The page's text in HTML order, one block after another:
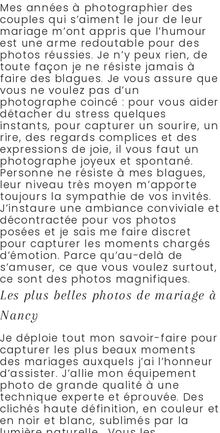
Mes années à photographier des
couples qui s’aiment le jour de leur
mariage m’ont appris que l’humour
est une arme redoutable pour des
photos réussies. Je n’y peux rien, de
toute façon je ne résiste jamais à
faire des blagues. Je vous assure que
vous ne voulez pas d’un
photographe coincé : pour vous aider
détacher du stress quelques
instants, pour capturer un sourire, un
rire, des regards complices et des
expressions de joie, il vous faut un
photographe joyeux et spontané.
Personne ne résiste à mes blagues,
leur niveau très moyen m’apporte
toujours la sympathie de vos invités.
J’instaure une ambiance conviviale et
décontractée pour vos photos
posées et je sais me faire discret
pour capturer les moments chargés
d’émotion. Parce qu’au-delà de
s’amuser, ce que vous voulez surtout,
ce sont des photos magnifiques.
Les plus belles photos de mariage à
Nancy
Je déploie tout mon savoir-faire pour
capturer les plus beaux moments
des mariages auxquels j’ai l’honneur
d’assister. J’allie mon équipement
photo de grande qualité à une
technique experte et éprouvée. Des
clichés haute définition, en couleur et
en noir et blanc, sublimés par la